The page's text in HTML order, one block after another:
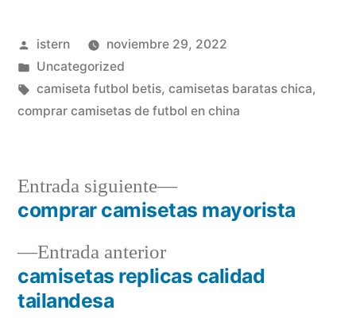
Publicado
por
istern
noviembre 29, 2022
Publicado
en
Uncategorized
Etiquetas:
camiseta futbol betis, camisetas baratas chica,
comprar camisetas de futbol en china
Navegación
de
entradas
Entrada anteriorEntrada
anterior:
camisetas replicas calidad
tailandesa
Entrada siguiente
Entrada
siguiente:
comprar camisetas mayorista